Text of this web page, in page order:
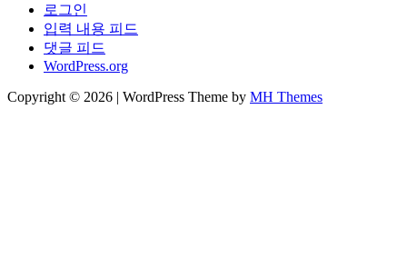
로그인
입력 내용 피드
댓글 피드
WordPress.org
Copyright © 2026 | WordPress Theme by MH Themes